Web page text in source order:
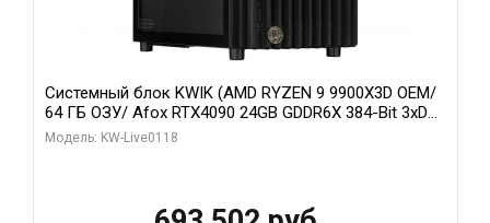
Системный блок KWIK (AMD RYZEN 9 9900X3D OEM/
64 ГБ ОЗУ/ Afox RTX4090 24GB GDDR6X 384-Bit 3xDP
HDMI ATX Turbo/ 960 ГБ SSD)
Модель: KW-Live0118